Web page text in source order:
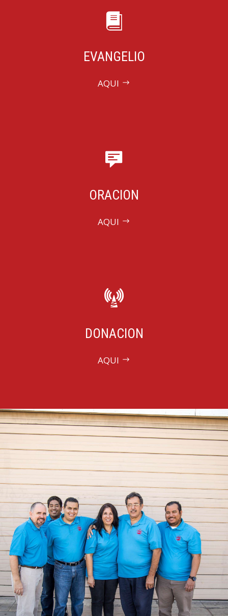
EVANGELIO
AQUI
ORACION
AQUI
DONACION
AQUI